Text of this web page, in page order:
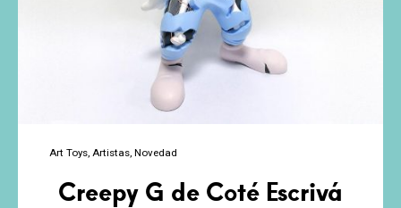
Art Toys Artistas Novedad
Creepy G de Coté Escrivá